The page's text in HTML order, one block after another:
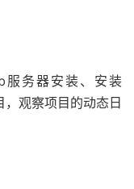
服务器安装、安装
观察项目的动态日